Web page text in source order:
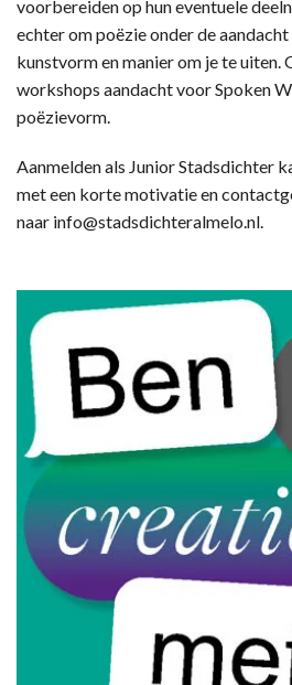
voorbereiden op hun eventuele
echter om poëzie onder de aandacht
kunstvorm en manier om je te uiten.
workshops aandacht voor Spoken
poëzievorm.
Aanmelden als Junior Stadsdichter
met een korte motivatie en
naar info@stadsdichteralmelo.nl.